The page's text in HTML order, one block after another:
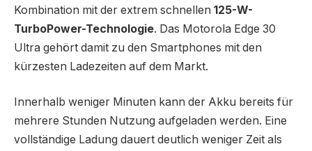
Kombination mit der extrem schnellen 125-W-
TurboPower-Technologie. Das Motorola Edge 30
Ultra gehört damit zu den Smartphones mit den
kürzesten Ladezeiten auf dem Markt.
Innerhalb weniger Minuten kann der Akku bereits für
mehrere Stunden Nutzung aufgeladen werden. Eine
vollständige Ladung dauert deutlich weniger Zeit als